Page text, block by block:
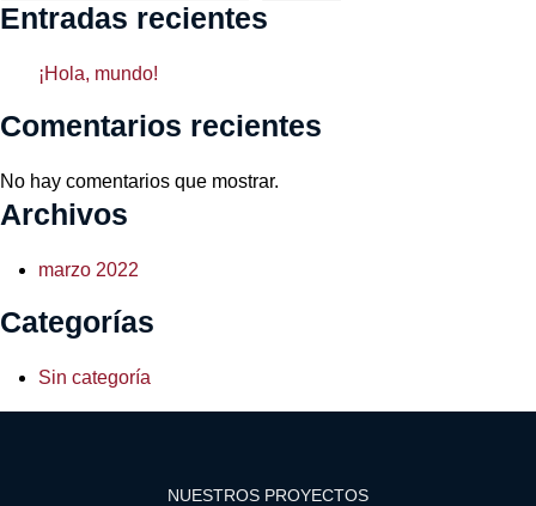
Entradas recientes
¡Hola, mundo!
Comentarios recientes
No hay comentarios que mostrar.
Archivos
marzo 2022
Categorías
Sin categoría
NUESTROS PROYECTOS